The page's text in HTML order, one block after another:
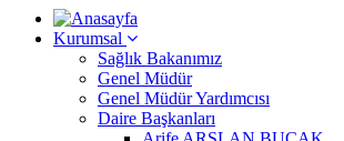
Kurumsal
Sağlık Bakanımız
Genel Müdür
Genel Müdür Yardımcısı
Daire Başkanları